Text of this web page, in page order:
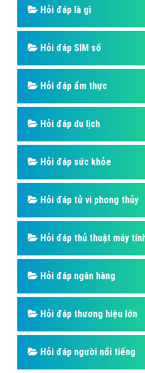
Hỏi đáp quảng cáo TVC
Hỏi đáp quảng cáo mobile
Hỏi đáp quảng cáo Online
Hỏi đáp quảng cáo Skype
Hỏi đáp Domain & Hosting
Dịch vụ quảng cáo Youtube
Dịch vụ quảng cáo Tiktok
Dịch vụ quảng cáo Zalo
Hỏi đáp quảng cáo Youtube
Quảng cáo Cốc Cốc hiệu quả
Hỏi đáp là gì
Hỏi đáp SIM số
Hỏi đáp ẩm thực
Hỏi đáp du lịch
Hỏi đáp sức khỏe
Hỏi đáp tử vi phong thủy
Hỏi đáp thủ thuật máy
Hỏi đáp ngân hàng
Hỏi đáp thương hiệu lớn
Hỏi đáp người nổi tiếng